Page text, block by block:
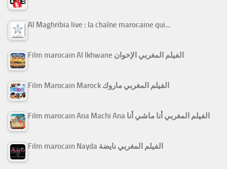
Al Maghribia live : la chaîne marocaine qui…
Film marocain Al Ikhwane الفيلم المغربي الإخوان
Film Marocain Marock الفيلم المغربي ماروك
Film marocain Ana Machi Ana الفيلم المغربي أنا ماشي أنا
Film marocain Nayda الفيلم المغربي نايضة